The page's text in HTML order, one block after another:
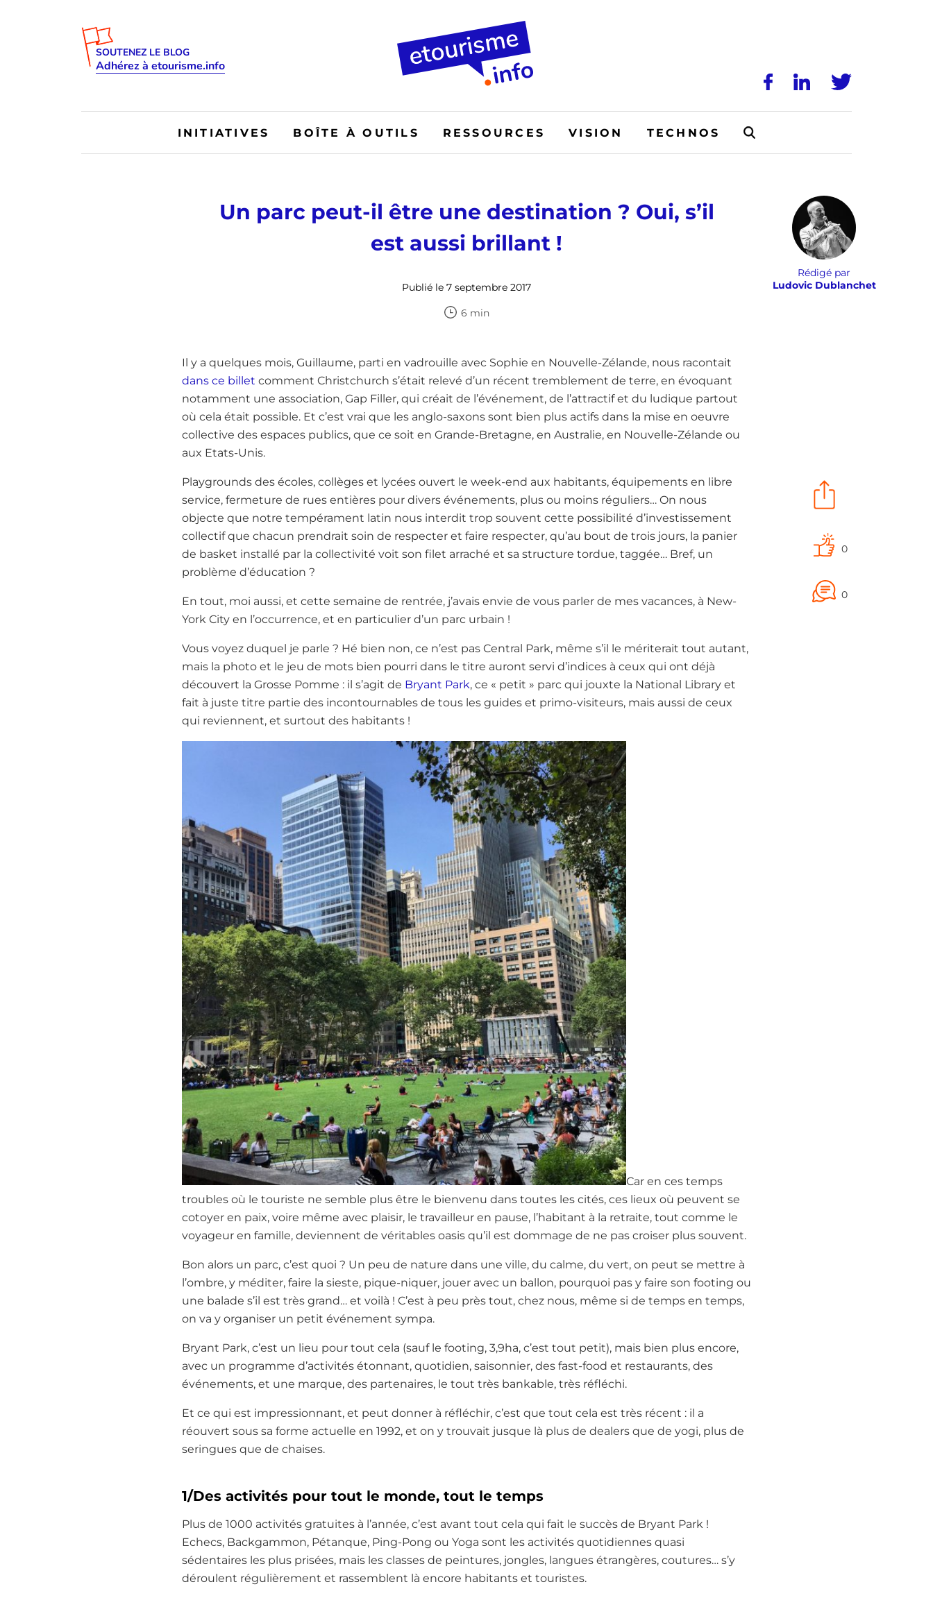
SOUTENEZ LE BLOG
Adhérez à etourisme.info
INITIATIVES BOÎTE À OUTILS RESSOURCES VISION TECHNOS
Un parc peut-il être une destination ? Oui, s’il
est aussi brillant !
Publié le 7 septembre 2017
6 min
Rédigé par
Ludovic Dublanchet
0
0
Il y a quelques mois, Guillaume, parti en vadrouille avec Sophie en Nouvelle-Zélande, nous racontait
dans ce billet comment Christchurch s’était relevé d’un récent tremblement de terre, en évoquant
notamment une association, Gap Filler, qui créait de l’événement, de l’attractif et du ludique partout
où cela était possible. Et c’est vrai que les anglo-saxons sont bien plus actifs dans la mise en oeuvre
collective des espaces publics, que ce soit en Grande-Bretagne, en Australie, en Nouvelle-Zélande ou
aux Etats-Unis.
Playgrounds des écoles, collèges et lycées ouvert le week-end aux habitants, équipements en libre
service, fermeture de rues entières pour divers événements, plus ou moins réguliers… On nous
objecte que notre tempérament latin nous interdit trop souvent cette possibilité d’investissement
collectif que chacun prendrait soin de respecter et faire respecter, qu’au bout de trois jours, la panier
de basket installé par la collectivité voit son filet arraché et sa structure tordue, taggée… Bref, un
problème d’éducation ?
En tout, moi aussi, et cette semaine de rentrée, j’avais envie de vous parler de mes vacances, à New-
York City en l’occurrence, et en particulier d’un parc urbain !
Vous voyez duquel je parle ? Hé bien non, ce n’est pas Central Park, même s’il le mériterait tout autant,
mais la photo et le jeu de mots bien pourri dans le titre auront servi d’indices à ceux qui ont déjà
découvert la Grosse Pomme : il s’agit de Bryant Park, ce « petit » parc qui jouxte la National Library et
fait à juste titre partie des incontournables de tous les guides et primo-visiteurs, mais aussi de ceux
qui reviennent, et surtout des habitants !
Car en ces temps
troubles où le touriste ne semble plus être le bienvenu dans toutes les cités, ces lieux où peuvent se
cotoyer en paix, voire même avec plaisir, le travailleur en pause, l’habitant à la retraite, tout comme le
voyageur en famille, deviennent de véritables oasis qu’il est dommage de ne pas croiser plus souvent.
Bon alors un parc, c’est quoi ? Un peu de nature dans une ville, du calme, du vert, on peut se mettre à
l’ombre, y méditer, faire la sieste, pique-niquer, jouer avec un ballon, pourquoi pas y faire son footing ou
une balade s’il est très grand… et voilà ! C’est à peu près tout, chez nous, même si de temps en temps,
on va y organiser un petit événement sympa.
Bryant Park, c’est un lieu pour tout cela (sauf le footing, 3,9ha, c’est tout petit), mais bien plus encore,
avec un programme d’activités étonnant, quotidien, saisonnier, des fast-food et restaurants, des
événements, et une marque, des partenaires, le tout très bankable, très réfléchi.
Et ce qui est impressionnant, et peut donner à réfléchir, c’est que tout cela est très récent : il a
réouvert sous sa forme actuelle en 1992, et on y trouvait jusque là plus de dealers que de yogi, plus de
seringues que de chaises.
1/Des activités pour tout le monde, tout le temps
Plus de 1000 activités gratuites à l’année, c’est avant tout cela qui fait le succès de Bryant Park !
Echecs, Backgammon, Pétanque, Ping-Pong ou Yoga sont les activités quotidiennes quasi
sédentaires les plus prisées, mais les classes de peintures, jongles, langues étrangères, coutures… s’y
déroulent régulièrement et rassemblent là encore habitants et touristes.